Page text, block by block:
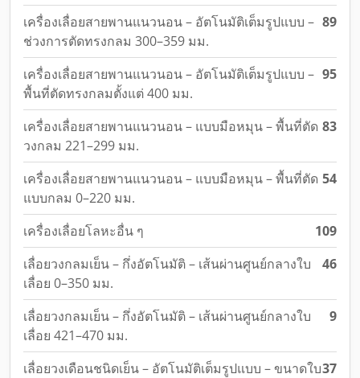
เครื่องเลื่อยสายพานแนวนอน – อัตโนมัติเต็มรูปแบบ –
ช่วงการตัดทรงกลม 300–359 มม.
89
เครื่องเลื่อยสายพานแนวนอน – อัตโนมัติเต็มรูปแบบ –
พื้นที่ตัดทรงกลมตั้งแต่ 400 มม.
95
เครื่องเลื่อยสายพานแนวนอน – แบบมือหมุน – พื้นที่ตัด
วงกลม 221–299 มม.
83
เครื่องเลื่อยสายพานแนวนอน – แบบมือหมุน – พื้นที่ตัด
แบบกลม 0–220 มม.
54
เครื่องเลื่อยโลหะอื่น ๆ
109
เลื่อยวงกลมเย็น – กึ่งอัตโนมัติ – เส้นผ่านศูนย์กลางใบ
เลื่อย 0–350 มม.
46
เลื่อยวงกลมเย็น – กึ่งอัตโนมัติ – เส้นผ่านศูนย์กลางใบ
เลื่อย 421–470 มม.
9
เลื่อยวงเดือนชนิดเย็น – อัตโนมัติเต็มรูปแบบ – ขนาดใบ37